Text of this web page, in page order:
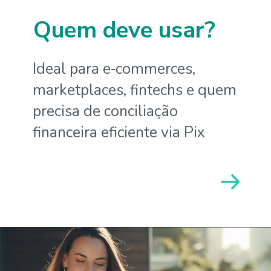
Ideal para e‑commerces,
marketplaces, fintechs e quem
precisa de conciliação
financeira eficiente via Pix
Quem deve usar?